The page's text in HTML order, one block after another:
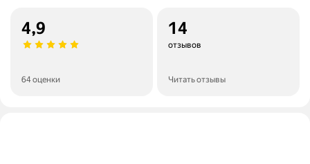
4,9
64 оценки
14
отзывов
Читать отзывы